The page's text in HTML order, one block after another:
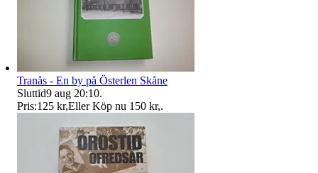
Tranås - En by på Österlen Skåne
Sluttid9 aug 20:10.
Pris:125 kr,Eller Köp nu 150 kr,.